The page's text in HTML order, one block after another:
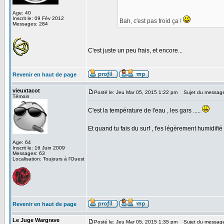
Age: 40
Inscrit le: 09 Fév 2012
Messages: 284
Bah, c'est pas froid ça !
C'est juste un peu frais, et encore...
Revenir en haut de page
vieuxtacot
Témoin
Age: 64
Inscrit le: 16 Juin 2009
Messages: 63
Localisation: Toujours à l'Ouest
Posté le: Jeu Mar 05, 2015 1:22 pm Sujet du
C'est la température de l'eau , les gars .....
Et quand tu fais du surf , t'es légèrement
Revenir en haut de page
Le Juge Wargrave Posté le: Jeu Mar 05, 2015 1:35 pm Sujet du